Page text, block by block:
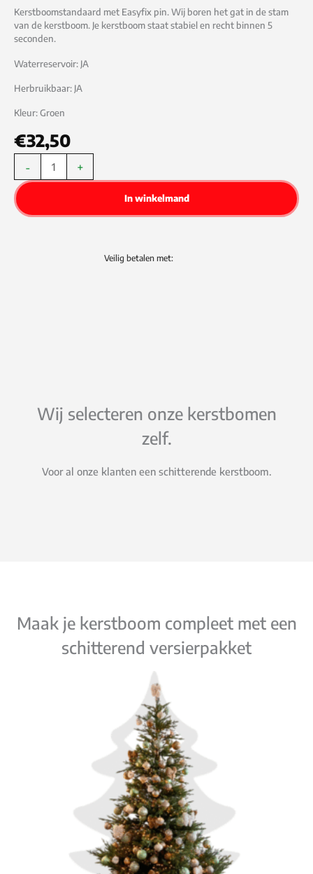
Kerstboomstandaard met Easyfix pin. Wij boren het gat in de stam
van de kerstboom. Je kerstboom staat stabiel en recht binnen 5
seconden.
Waterreservoir: JA
Herbruikbaar: JA
Kleur: Groen
€32,50
-
Kunststof
Maxi
-
Easyfix
+
In winkelmand
Veilig betalen met:
Wij selecteren onze kerstbomen
zelf.
Voor al onze klanten een schitterende kerstboom.
Maak je kerstboom compleet met een
schitterend versierpakket